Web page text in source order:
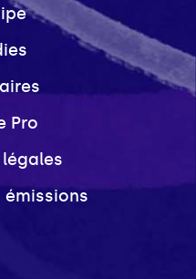
Pro
émissions